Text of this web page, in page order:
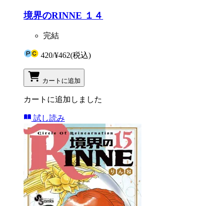
境界のRINNE １４
完結
420/¥462(税込)
カートに追加
カートに追加しました
試し読み